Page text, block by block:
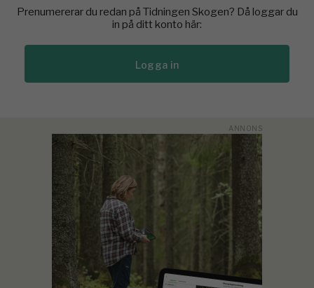
Prenumererar du redan på Tidningen Skogen? Då loggar du
in på ditt konto här:
Logga in